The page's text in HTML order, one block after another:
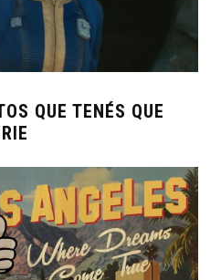
QUE TENÉS QUE